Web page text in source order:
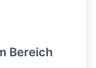
Bereich